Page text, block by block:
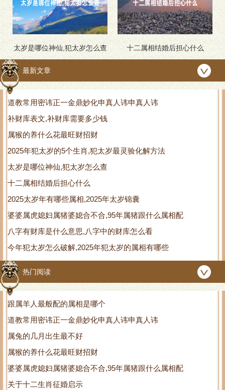
太岁是哪位神仙,犯太岁怎么查 十二属相结婚后担心什么
最新文章
道教常用密讳正一金鼎妙化申真人讳申真人讳
补财库表文,补财库需要多少钱
属猴的养什么花最旺财招财
2025年犯太岁的5个生肖,犯太岁最灵验化解方法
太岁是哪位神仙,犯太岁怎么查
十二属相结婚后担心什么
2025太岁年有哪些属相,2025年太岁锦囊
婆婆属虎媳妇属猪婆媳合不合,95年属猪跟什么属相配
八字有财库是什么意思,八字中的财库怎么看
今年犯太岁怎么破解,2025年犯太岁的属相有哪些
热门阅读
跟属羊人最般配的属相是哪个
道教常用密讳正一金鼎妙化申真人讳申真人讳
属兔的几月出生最不好
属猴的养什么花最旺财招财
婆婆属虎媳妇属猪婆媳合不合,95年属猪跟什么属相配
关于十二生肖征婚启示